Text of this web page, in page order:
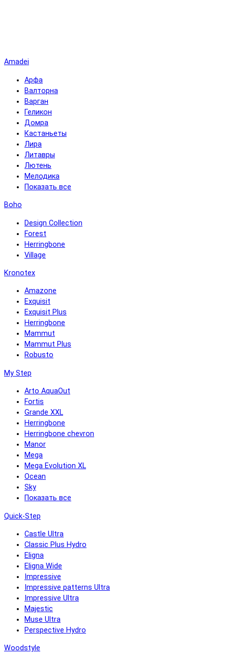
Amadei
Арфа
Валторна
Варган
Геликон
Домра
Кастаньеты
Лира
Литавры
Лютень
Мелодика
Показать все
Boho
Design Collection
Forest
Herringbone
Village
Kronotex
Amazone
Exquisit
Exquisit Plus
Herringbone
Mammut
Mammut Plus
Robusto
My Step
Arto AquaOut
Fortis
Grande XXL
Herringbone
Herringbone chevron
Manor
Mega
Mega Evolution XL
Ocean
Sky
Показать все
Quick-Step
Castle Ultra
Classic Plus Hydro
Eligna
Eligna Wide
Impressive
Impressive patterns Ultra
Impressive Ultra
Majestic
Muse Ultra
Perspective Hydro
Woodstyle